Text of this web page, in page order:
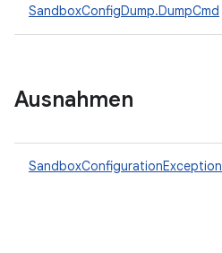
SandboxConfigDump.DumpCmd
Ausnahmen
SandboxConfigurationException